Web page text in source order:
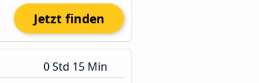
Jetzt finden
0 Std 15 Min